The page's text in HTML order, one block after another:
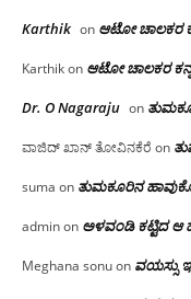
Karthik on ಆಟೋ ಚಾಲಕರ
Karthikon ಆಟೋ ಚಾಲಕರ
Dr. O Nagaraju on
ವಾಜಿದ್ ಖಾನ್ ತೋವಿನಕೆರೆ on
suma on ತುಮಕೂರಿನ
adminon ಅಳವಂಡಿ ಕಟ್ಟಿದ ಆ
Meghana sonuon ವಯಸ್ಸು